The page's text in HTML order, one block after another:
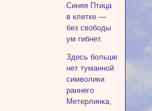
Синяя Птица
в клетке —
без свободы
ум гибнет.
Здесь больше
нет туманной
символики
раннего
Метерлинка,